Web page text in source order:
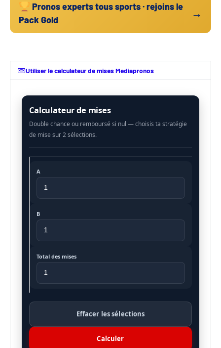
Pronos experts tous sports · rejoins le
Pack Gold
→
Utiliser le calculateur de mises Mediapronos
Calculateur de mises
A
B
Total des mises
Effacer les sélections
Calculer